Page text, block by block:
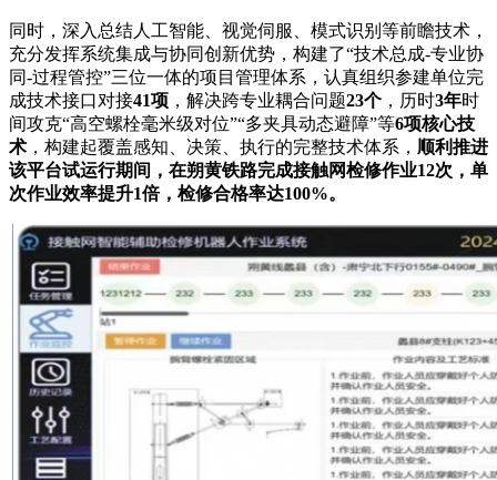
同时，深入总结人工智能、视觉伺服、模式识别等前瞻技术，
充分发挥系统集成与协同创新优势，构建了“技术总成-专业协
同-过程管控”三位一体的项目管理体系，认真组织参建单位完
成技术接口对接41项 ，解决跨专业耦合问题23个 ，历时3年时
间攻克“高空螺栓毫米级对位”“多夹具动态避障”等6项核心技
术 ，构建起覆盖感知、决策、执行的完整技术体系， 顺利推进
该平台试运行期间，在朔黄铁路完成接触网检修作业12次，单
次作业效率提升1倍，检修合格率达100%。